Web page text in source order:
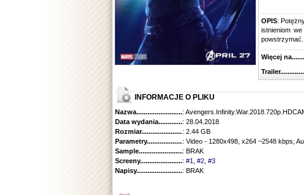
OPIS:
istnieniom
powstrzymać.
Więcej
INFORMACJE O PLIKU
Nazwa.............................................
:
Data wydania......................................
: 28.04.2018
Rozmiar...........................................
: 2.44 GB
Parametry.........................................: Video - 1280x498, x264 ~2548 kbps;
Sample............................................
: BRAK
Screeny...........................................
: #1 #2 #3
Napisy............................................
: BRAK